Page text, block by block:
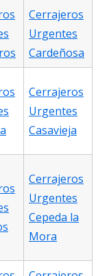
Cerrajeros
Urgentes
Cardeñosa
Cerrajeros
Urgentes
Casavieja
Cerrajeros
Urgentes
Cepeda la
Mora